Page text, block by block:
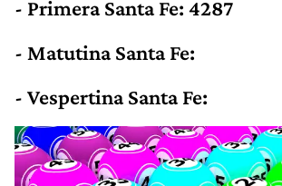
- Primera Santa Fe: 4287
- Matutina Santa Fe:
- Vespertina Santa Fe: